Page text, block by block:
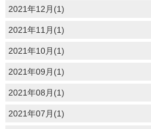
2021年12月(1)
2021年11月(1)
2021年10月(1)
2021年09月(1)
2021年08月(1)
2021年07月(1)